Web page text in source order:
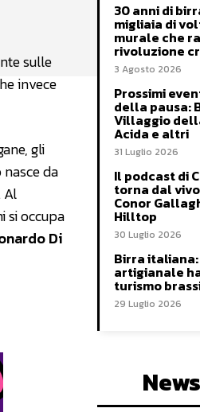
sulle
invece
gli
da
Al
si occupa
Di
30 anni di
migliaia di
murale che
rivoluzione
3 Agosto 2026
Prossimi
della pausa:
Villaggio
Acida e altri
31 Luglio 2026
Il podcast di
torna dal
Conor
Hilltop
30 Luglio 2026
Birra
artigianale
turismo
29 Luglio 2026